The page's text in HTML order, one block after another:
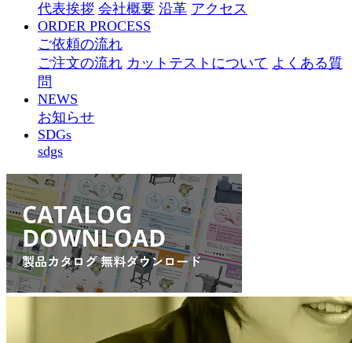
代表挨拶 会社概要 沿革 アクセス
ORDER PROCESS
ご依頼の流れ
ご注文の流れ カットテストについて よくある質
問
NEWS
お知らせ
SDGs
sdgs